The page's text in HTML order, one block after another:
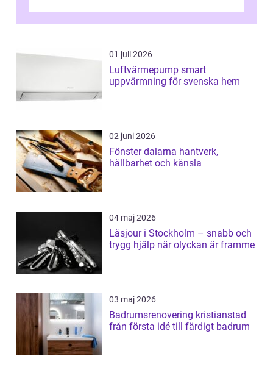
01 juli 2026
Luftvärmepump smart
uppvärmning för svenska hem
02 juni 2026
Fönster dalarna hantverk,
hållbarhet och känsla
04 maj 2026
Låsjour i Stockholm – snabb och
trygg hjälp när olyckan är framme
03 maj 2026
Badrumsrenovering kristianstad
från första idé till färdigt badrum